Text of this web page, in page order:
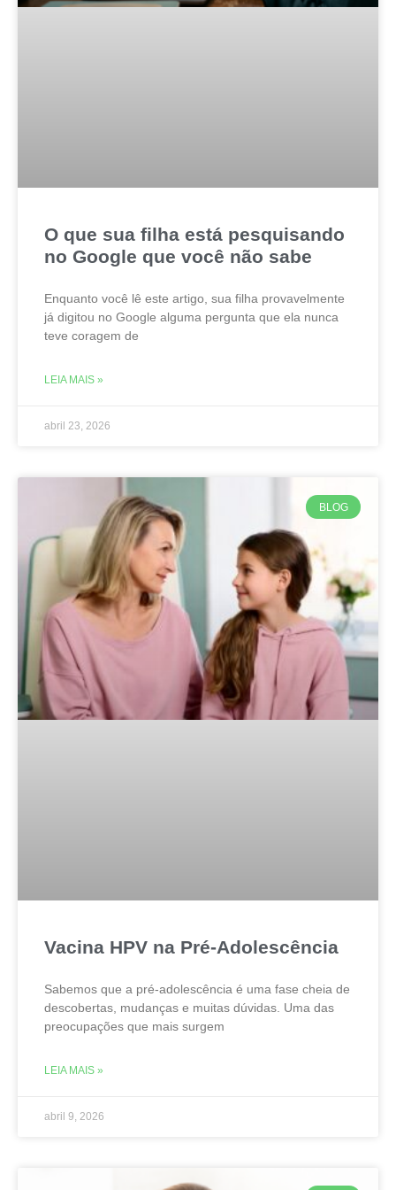
O que sua filha está pesquisando
no Google que você não sabe
Enquanto você lê este artigo, sua filha provavelmente
já digitou no Google alguma pergunta que ela nunca
teve coragem de
LEIA MAIS »
abril 23, 2026
BLOG
Vacina HPV na Pré-Adolescência
Sabemos que a pré-adolescência é uma fase cheia de
descobertas, mudanças e muitas dúvidas. Uma das
preocupações que mais surgem
LEIA MAIS »
abril 9, 2026